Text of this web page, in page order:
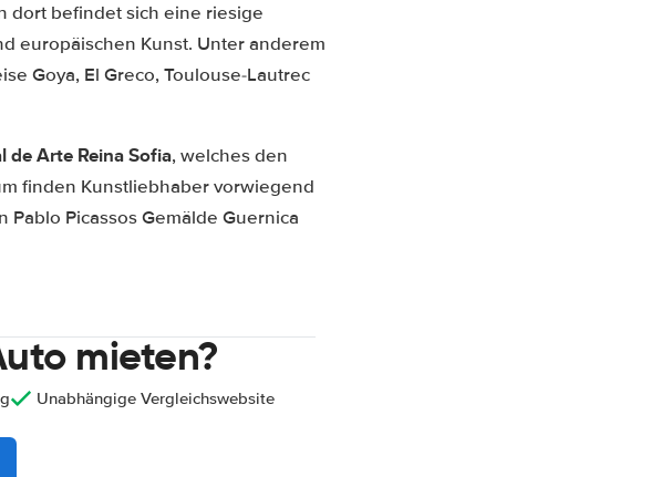
dort befindet sich eine riesige
europäischen Kunst. Unter anderem
Goya, El Greco, Toulouse-Lautrec
de Arte Reina Sofia, welches den
finden Kunstliebhaber vorwiegend
Picassos Gemälde Guernica
mieten?
Unabhängige Vergleichswebsite